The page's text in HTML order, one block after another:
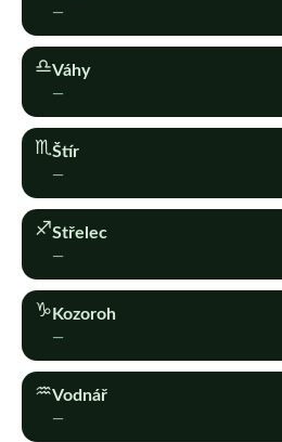
—
♎︎Váhy
—
♏︎Štír
—
♐︎Střelec
—
♑︎ Kozoroh
—
♒︎Vodnář
—